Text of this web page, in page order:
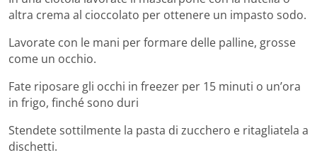
altra crema al cioccolato per ottenere un impasto sodo.
Lavorate con le mani per formare delle palline, grosse
come un occhio.
Fate riposare gli occhi in freezer per 15 minuti o un’ora
in frigo, finché sono duri
Stendete sottilmente la pasta di zucchero e ritagliatela a
dischetti.